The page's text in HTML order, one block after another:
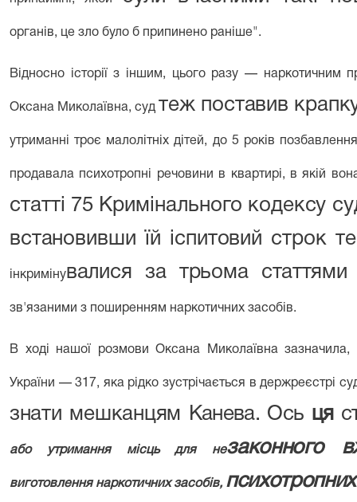
органів, це зло було б при­пинено раніше".
Відносно історії з іншим, цього разу — наркотичним
Оксана Миколаївна, суд теж поставив
утриманні троє малолітніх дітей, до 5 років
продавала психотропні речовини в квартирі, в якій
статті 75 Кримінального кодексу
встановивши їй іспитовий строк
інкриміну­валися за трьома
зв'язаними з поширен­ням наркотичних засобів.
В ході нашої розмови Оксана Миколаїв­ на зазначила,
України — 317, яка рідко зустрічається в держреєстрі
знати мешканцям Канева. Ось ця
або утримання місць для не­законного
виготовлення наркотичних засобів,